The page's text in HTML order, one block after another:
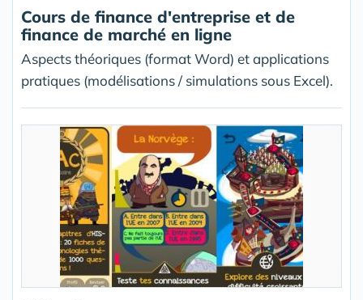
Cours de finance d'entreprise et de
finance de marché en ligne
Aspects théoriques (format Word) et applications
pratiques (modélisations / simulations sous Excel).